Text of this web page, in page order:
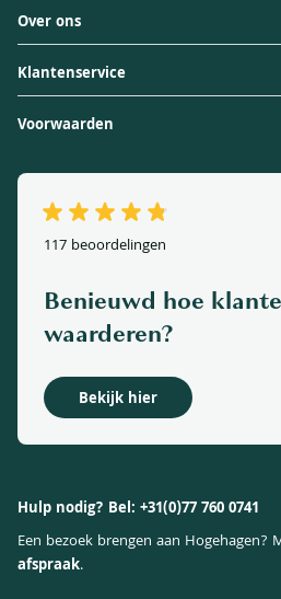
Over ons
Over ons
Contact
Afhaallocatie
Klantenservice
Verzorging
Wanneer aanplanten
Veelgestelde vragen
Korting
Levertijden, afhalen en verzenden
Aanplant tips & tricks
Klachtenregeling
Voorwaarden
Privacy Policy
Cookieverklaring
Algemene voorwaarden
Impressum
117 beoordelingen
Benieuwd hoe
waarderen?
Bekijk hier
Hulp nodig? Bel: +31(0)77 760 0741
Een bezoek brengen aan Hogehagen?
afspraak.